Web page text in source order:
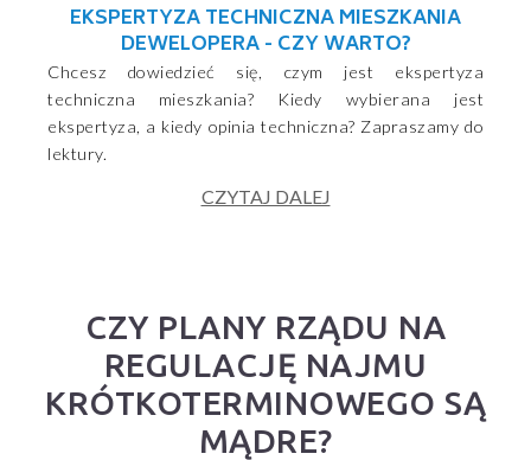
EKSPERTYZA TECHNICZNA MIESZKANIA
DEWELOPERA - CZY WARTO?
Chcesz dowiedzieć się, czym jest ekspertyza
techniczna mieszkania? Kiedy wybierana jest
ekspertyza, a kiedy opinia techniczna? Zapraszamy do
lektury.
CZYTAJ DALEJ
CZY PLANY RZĄDU NA
REGULACJĘ NAJMU
KRÓTKOTERMINOWEGO SĄ
MĄDRE?